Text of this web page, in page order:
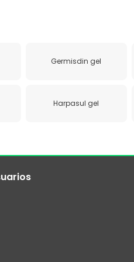
Germisdin gel
Harpasul gel